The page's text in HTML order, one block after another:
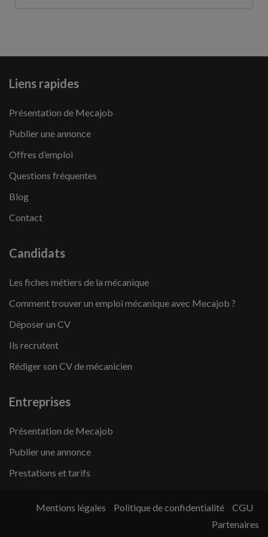
Liens rapides
Présentation de Mecajob
Publier une annonce
Offres d’emploi
Questions fréquentes
Blog
Contact
Candidats
Les fiches métiers de la mécanique
Comment trouver un emploi mécanique avec Mecajob ?
Déposer un CV
Ils recrutent
Rédiger son CV de mécanicien
Entreprises
Présentation de Mecajob
Publier une annonce
Prestations et tarifs
Mentions légales Politique de confidentialité
CGU
Partenaires